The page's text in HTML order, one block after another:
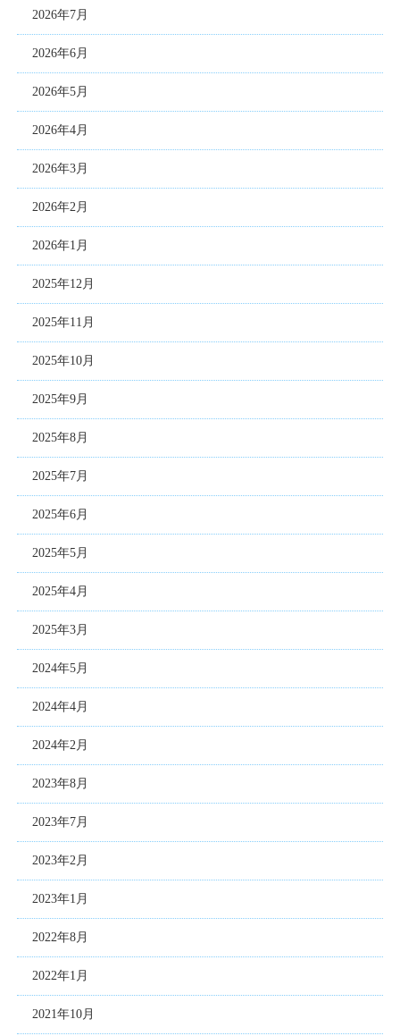
2026年7月
2026年6月
2026年5月
2026年4月
2026年3月
2026年2月
2026年1月
2025年12月
2025年11月
2025年10月
2025年9月
2025年8月
2025年7月
2025年6月
2025年5月
2025年4月
2025年3月
2024年5月
2024年4月
2024年2月
2023年8月
2023年7月
2023年2月
2023年1月
2022年8月
2022年1月
2021年10月